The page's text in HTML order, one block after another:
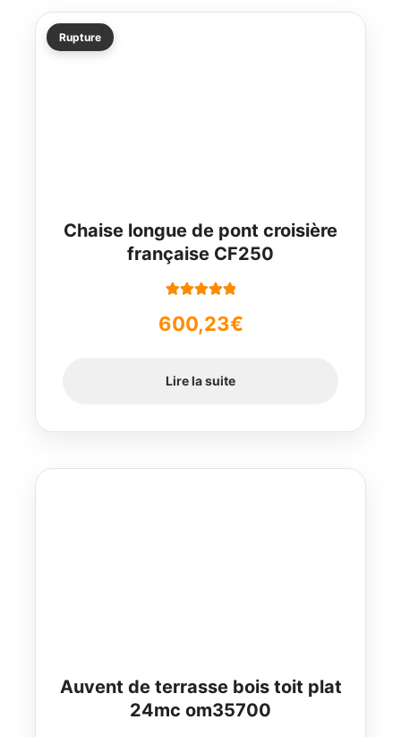
Rupture
Chaise longue de pont croisière
française CF250
5
600,23€
Lire la suite
Auvent de terrasse bois toit plat
24mc om35700